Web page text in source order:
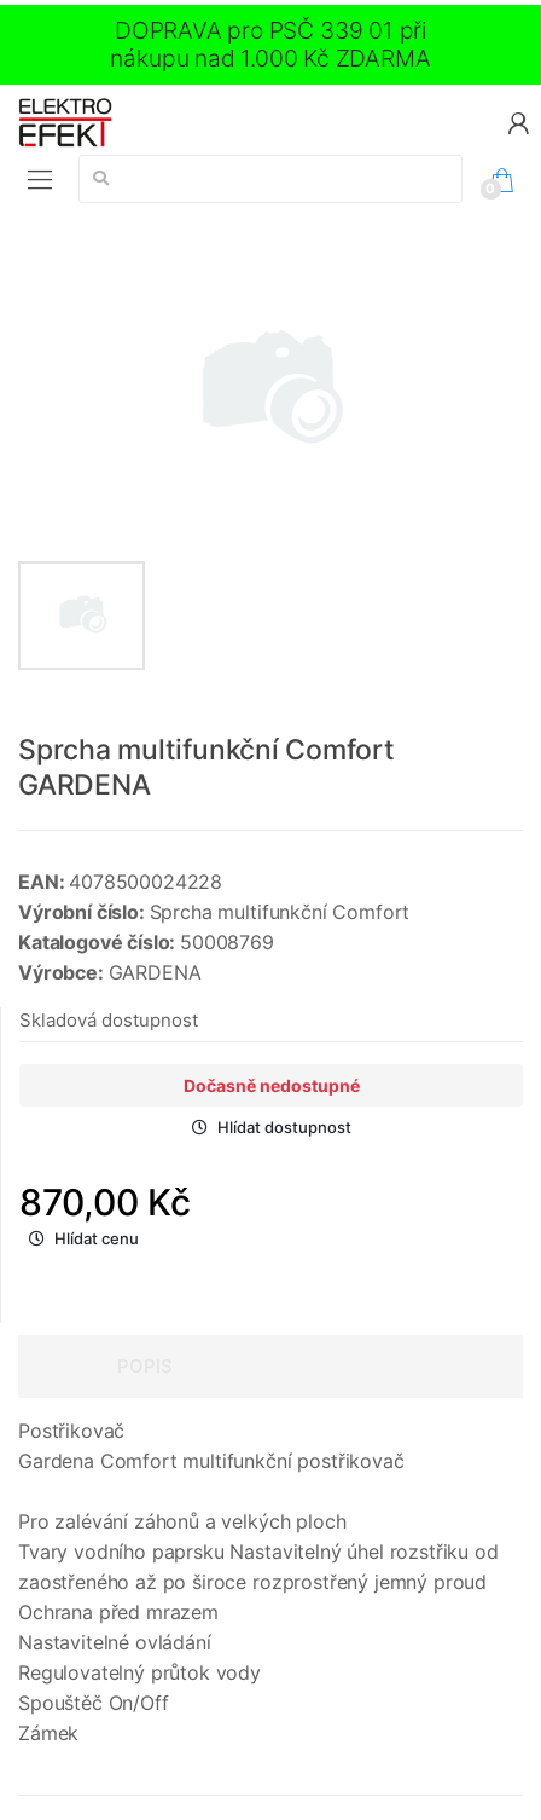
DOPRAVA pro PSČ 339 01 při
nákupu nad 1.000 Kč ZDARMA
Vyhledávání:
0
Sprcha multifunkční Comfort
GARDENA
EAN: 4078500024228
Výrobní číslo: Sprcha multifunkční Comfort
Katalogové číslo: 50008769
Výrobce: GARDENA
Skladová dostupnost
Dočasně nedostupné
Hlídat dostupnost
870,00 Kč
Hlídat cenu
Postřikovač
Gardena Comfort multifunkční postřikovač
Pro zalévání záhonů a velkých ploch
Tvary vodního paprsku Nastavitelný úhel rozstřiku od
zaostřeného až po široce rozprostřený jemný proud
Ochrana před mrazem
Nastavitelné ovládání
Regulovatelný průtok vody
Spouštěč On/Off
Zámek